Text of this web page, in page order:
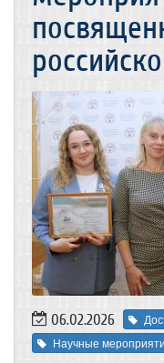
06.02.2026
Научные